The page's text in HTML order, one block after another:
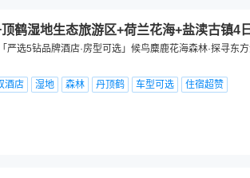
鹤湿地生态旅游区+荷兰花海+盐渎古镇4
严选5钻品牌酒店·房型可选」候鸟麋鹿花海森林·探寻东
酒店 湿地 森林 丹顶鹤 车型可选
住宿超赞